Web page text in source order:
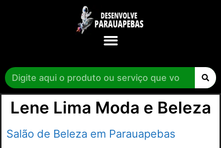
Lene Lima Moda e Beleza
Salão de Beleza em Parauapebas